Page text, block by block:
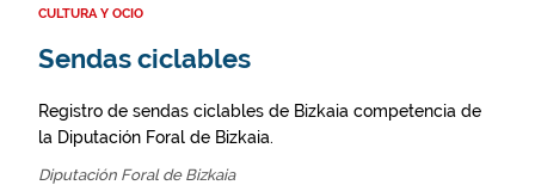
CULTURA Y OCIO
Sendas ciclables
Registro de sendas ciclables de Bizkaia competencia de
la Diputación Foral de Bizkaia.
Diputación Foral de Bizkaia